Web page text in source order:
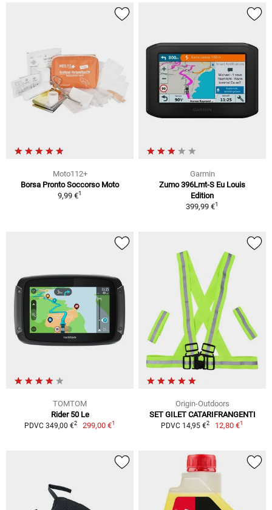
Moto112+
Borsa Pronto Soccorso Moto
9,99 €1
Garmin
Zumo 396Lmt-S Eu Louis
Edition
399,99 €1
TOMTOM
Rider 50 Le
PDVC 349,00 €2 299,00 €1
Origin-Outdoors
SET GILET CATARIFRANGENTI
PDVC 14,95 €2 12,80 €1